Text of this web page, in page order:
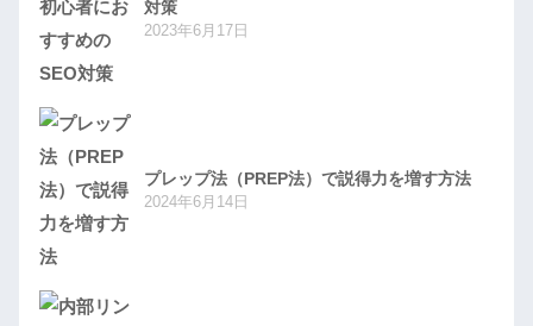
対策
2023年6月17日
プレップ法（PREP法）で説得力を増す方法
2024年6月14日